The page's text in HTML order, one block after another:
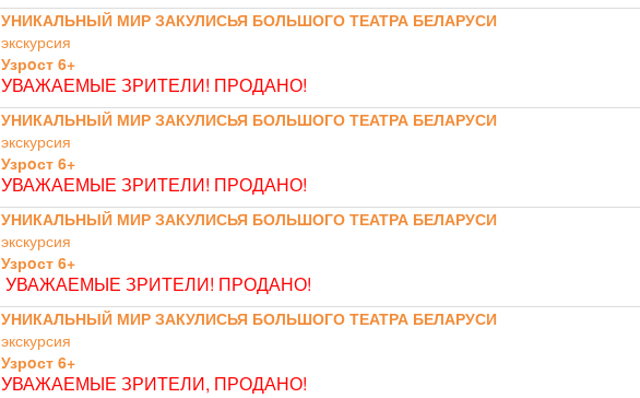
УНИКАЛЬНЫЙ МИР ЗАКУЛИСЬЯ БОЛЬШОГО ТЕАТРА БЕЛАРУСИ
экскурсия
Узрoст 6+
УВАЖАЕМЫЕ ЗРИТЕЛИ! ПРОДАНО!
УНИКАЛЬНЫЙ МИР ЗАКУЛИСЬЯ БОЛЬШОГО ТЕАТРА БЕЛАРУСИ
экскурсия
Узрoст 6+
УВАЖАЕМЫЕ ЗРИТЕЛИ! ПРОДАНО!
УНИКАЛЬНЫЙ МИР ЗАКУЛИСЬЯ БОЛЬШОГО ТЕАТРА БЕЛАРУСИ
экскурсия
Узрoст 6+
УВАЖАЕМЫЕ ЗРИТЕЛИ! ПРОДАНО!
УНИКАЛЬНЫЙ МИР ЗАКУЛИСЬЯ БОЛЬШОГО ТЕАТРА БЕЛАРУСИ
экскурсия
Узрoст 6+
УВАЖАЕМЫЕ ЗРИТЕЛИ, ПРОДАНО!